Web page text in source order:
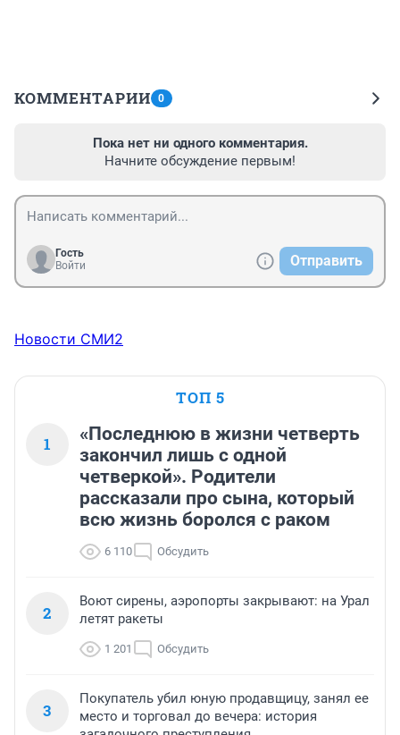
КОММЕНТАРИИ 0
Пока нет ни одного комментария.
Начните обсуждение первым!
Гость
Войти
Отправить
Новости СМИ2
ТОП 5
1
«Последнюю в жизни четверть
закончил лишь с одной
четверкой». Родители
рассказали про сына, который
всю жизнь боролся с раком
6 110 Обсудить
2
Воют сирены, аэропорты закрывают: на Урал
летят ракеты
1 201 Обсудить
3
Покупатель убил юную продавщицу, занял ее
место и торговал до вечера: история